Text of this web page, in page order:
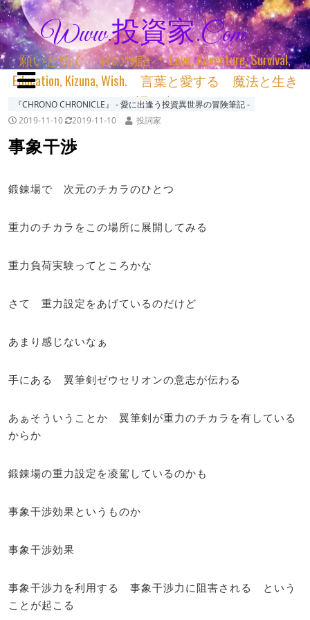
Www.投資家.com
願いと紡ぐ 君の物語 ＊ Love, Adventure, Survival,
Education, Kizuna, Wish. 言葉と愛する 魔法と生き
る 詞と生きる
『CHRONO CHRONICLE』 ‐ 愛に出逢う投資異世界の冒険筆記 ‐
2019-11-10
2019-11-10 投詞家
事象干渉
鍛錬場で 次元のチカラのひとつ
重力のチカラをこの場所に展開してみる
重力負荷実験ってところかな
さて 重力設定をあげているのだけど
あまり感じないなぁ
手にある 翼筆剣ゼウセリオンの意志が伝わる
あぁそういうことか 翼筆剣が重力のチカラを有している
からか
鍛錬場の重力設定を凌駕しているのかも
事象干渉効果というものか
事象干渉効果
事象干渉力を利用する 事象干渉力に阻害される という
ことが起こる